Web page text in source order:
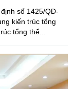
số 1425/QĐ-
kiến trúc tổng
tổng thể...